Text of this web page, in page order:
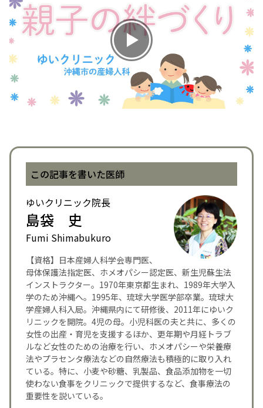
この記事を書いた医師
ゆいクリニック院長
島袋 史
Fumi Shimabukuro
【資格】日本産婦人科学会専門医、
母体保護法指定医、ホメオパシー認定医、新生児蘇生法
インストラクター。1970年東京都生まれ、1989年大学入
学のため沖縄へ。1995年、琉球大学医学部卒業。琉球大
学産婦人科入局。沖縄県内にて研修後、2011年にゆいク
リニックを開院。4児の母。小児科医の夫と共に、多くの
女性の出産・育児を支援するほか、更年期や月経トラブ
ルなど女性のための治療を行い、ホメオパシーや栄養療
法やプラセンタ療法などの自然療法も積極的に取り入れ
ている。特に、小麦や砂糖、乳製品、食品添加物を一切
使わない食事をクリニックで提供するなど、食事療法の
重要性を説いている。
予防接種
その他の診療内容
‘さんルーム’ でさまざまな講座・クラス
English Page